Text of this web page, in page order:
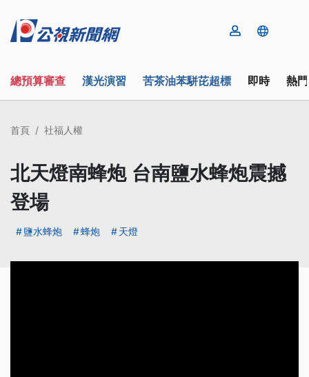
總預算審查 漢光演習 苦茶油苯駢芘超標 即時 熱
首頁 社福人權
北天燈南蜂炮 台南鹽水蜂炮震撼
登場
鹽水蜂炮 蜂炮 天燈